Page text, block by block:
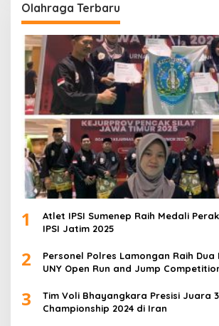
Olahraga Terbaru
1
Atlet IPSI Sumenep Raih Medali
IPSI Jatim 2025
2
Personel Polres Lamongan Raih Dua
UNY Open Run and Jump
3
Tim Voli Bhayangkara Presisi Juara 3
Championship 2024 di Iran